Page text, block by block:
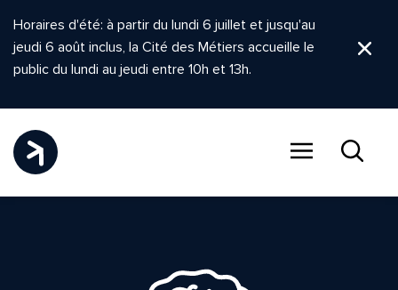
Horaires d'été: à partir du lundi 6 juillet et jusqu'au
jeudi 6 août inclus, la Cité des Métiers accueille le
public du lundi au jeudi entre 10h et 13h.